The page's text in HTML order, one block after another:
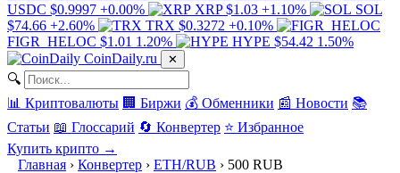
USDC $0.9997 +0.00% XRP $1.03 +1.10%
SOL
$74.66 +2.60% TRX $0.3272 +0.10%
FIGR_HELOC $1.01 1.20% HYPE $54.42 1.50%
CoinDaily.ru ✕
🔍
📊 Криптовалюты 🏢 Биржи 💰 Обменники 📰 Новости 📚
Статьи 📖 Глоссарий 🔄 Конвертер ⭐ Избранное
Купить крипто →
Главная › Конвертер › ETH/RUB › 500 RUB